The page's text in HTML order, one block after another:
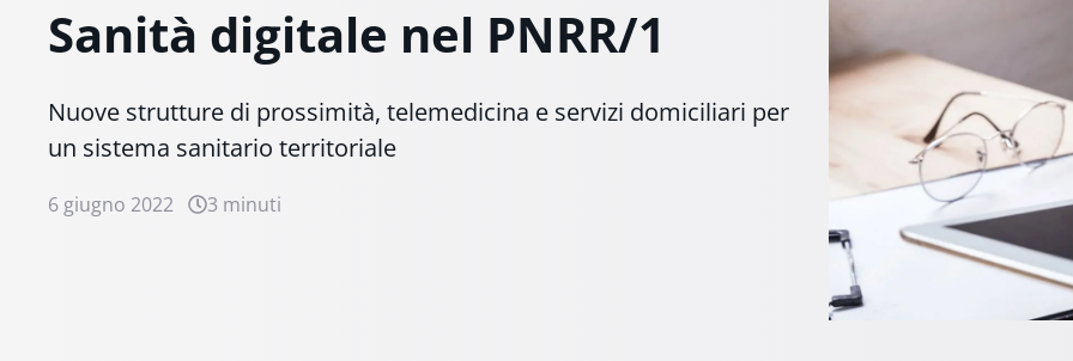
Sanità digitale nel PNRR/1
Nuove strutture di prossimità, telemedicina e servizi domiciliari per
un sistema sanitario territoriale
6 giugno 2022 3 minuti